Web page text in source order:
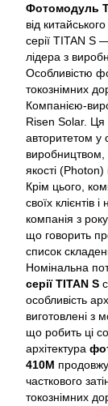
Фотомодуль
від
серії TITAN S
лідера з
Особливістю
токознімних
Компанією-
Risen Solar. Ця
авторитетом у
виробництвом,
якості
Крім цього,
своїх клієнтів
компанія з
що говорить
список
Номінальна
серії TITAN S
особливість
виготовлені з
що робить ці
архітектура
410M
часткового
токознімних